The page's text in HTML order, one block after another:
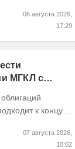
06 августа 2026,
17:29
МГКЛ с
07 августа 2026,
10:02